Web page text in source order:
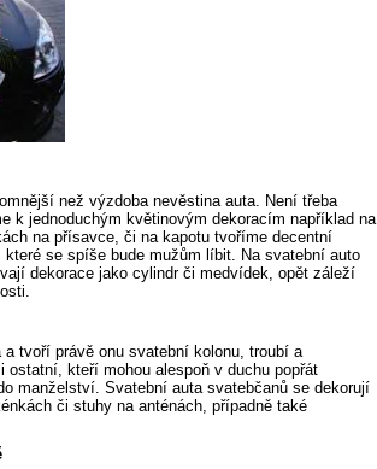
než výzdoba nevěstina auta. Není třeba
k jednoduchým květinovým dekoracím například na
na přísavce, či na kapotu tvoříme decentní
se spíše bude mužům líbit. Na svatební auto
dekorace jako cylindr či medvídek, opět záleží
tvoří právě onu svatební kolonu, troubí a
ostatní, kteří mohou alespoň v duchu popřát
manželství. Svatební auta svatebčanů se dekorují
či stuhy na anténách, případně také